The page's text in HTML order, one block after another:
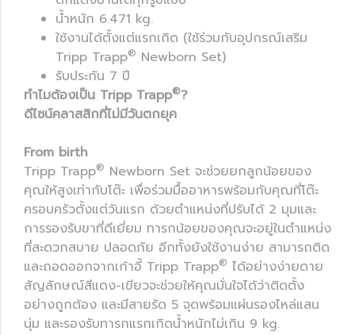
น้ำหนัก 6.471 kg.
ใช้งานได้ตั้งแต่แรกเกิด (ใช้ร่วมกับอุปกรณ์เสริม
Tripp Trapp® Newborn Set)
รับประกัน 7 ปี
ทำไมต้องเป็น Tripp Trapp®?
ดีไซน์คลาสสิกที่ไม่มีวันตกยุค
From birth
Tripp Trapp® Newborn Set จะช่วยยกลูกน้อยของ
คุณให้สูงเท่ากับโต๊ะ เพื่อร่วมมื้ออาหารพร้อมกับคุณที่โต๊ะ
ครอบครัวตั้งแต่วันแรก ด้วยตำแหน่งที่ปรับได้ 2 มุมและ
การรองรับขาที่ดีเยี่ยม ทารกน้อยของคุณจะอยู่ในตำแหน่ง
ที่สะดวกสบาย ปลอดภัย อีกทั้งยังใช้งานง่าย สามารถติด
และถอดออกจากเก้าอี้ Tripp Trapp® ได้อย่างง่ายดาย
สัญลักษณ์สีแดง-เขียวจะช่วยให้คุณมั่นใจได้ว่าติดตั้ง
อย่างถูกต้อง และมีสายรัด 5 จุดพร้อมแผ่นรองไหล่แสน
นุ่ม และรองรับทารกแรกเกิดน้ำหนักไม่เกิน 9 kg.